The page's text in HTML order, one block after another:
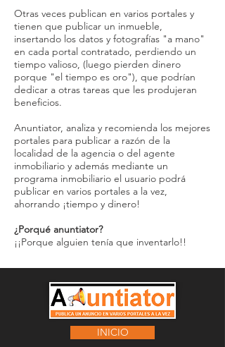
Otras veces publican en varios portales y
tienen que publicar un inmueble,
insertando los datos y fotografías "a mano"
en cada portal contratado, perdiendo un
tiempo valioso, (luego pierden dinero
porque "el tiempo es oro"), que podrían
dedicar a otras tareas que les produjeran
beneficios.
Anuntiator, analiza y recomienda los mejores
portales para publicar a razón de la
localidad de la agencia o del agente
inmobiliario y además mediante un
programa inmobiliario el usuario podrá
publicar en varios portales a la vez,
ahorrando ¡tiempo y dinero!
¿Porqué anuntiator?
¡¡Porque alguien tenía que inventarlo!!
INICIO